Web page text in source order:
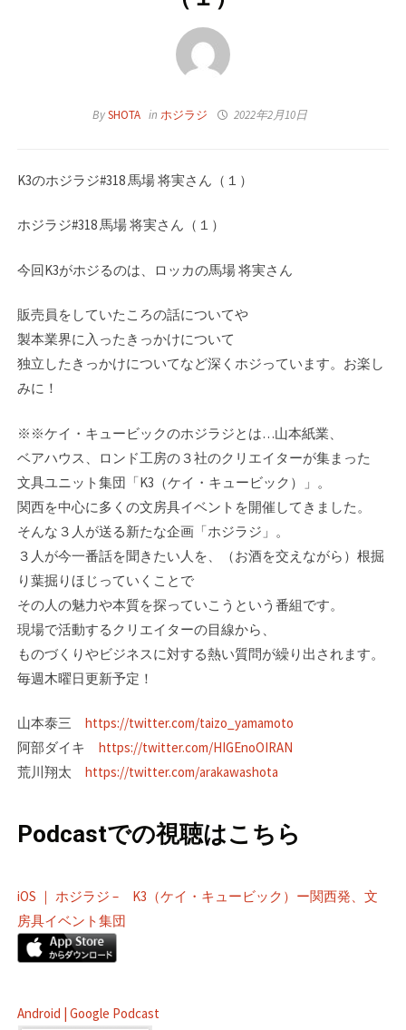
BySHOTA inホジラジ 2022年2月10日
K3のホジラジ#318 馬場 将実さん（１）
ホジラジ#318 馬場 将実さん（１）
今回K3がホジるのは、ロッカの馬場 将実さん
販売員をしていたころの話についてや
製本業界に入ったきっかけについて
独立したきっかけについてなど深くホジっています。お楽し
みに！
※※ケイ・キュービックのホジラジとは…山本紙業、
ベアハウス、ロンド工房の３社のク­リエイターが集まった
文具ユニット集団「K3（ケイ・キュービック）」。
関西を中心に­多くの文房具イベントを開催してきました。
そんな３人が送る新たな企画「ホジラジ」。­
３人が今一番話を聞きたい人を、（お酒を交えながら）根掘
り葉掘りほじっていくことで
その人の魅力や本質を探っていこうという番組です。
現場で活動するクリエイターの目線­から、
ものづくりやビジネスに対する熱い質問が繰り出されます。
毎週木曜日更新予定！
山本泰三 https://twitter.com/taizo_yamamoto
阿部ダイキ https://twitter.com/HIGEnoOIRAN
荒川翔太 https://twitter.com/arakawashota
Podcastでの視聴はこちら
iOS ｜ ホジラジ – K3（ケイ・キュービック）ー関西発、文
房具イベント集団
Android | Google Podcast